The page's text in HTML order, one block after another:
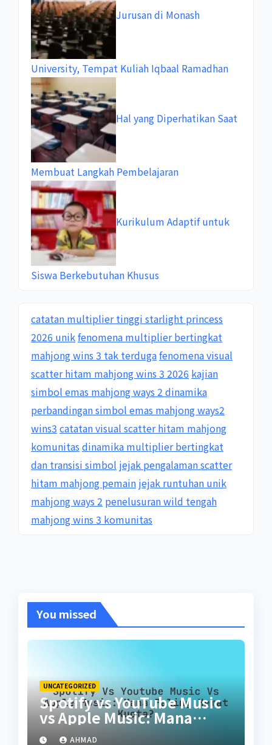
Jurusan di Monash
University, Tempat Kuliah Iqbaal Ramadhan
Hal yang Diperhatikan Saat
Membuat Langkah Pembelajaran
Kurikulum Adaptif untuk
Siswa Berkebutuhan Khusus
catatan multiplier tinggi starlight princess
2026 unikfenomena multiplier bertingkat
mahjong wins 3 tak terdugafenomena visual
scatter hitam mahjong wins 3 2026 kajian
simbol emas mahjong ways 2 dinamika
perbandingan simbol emas mahjong ways2
wins3 catatan visual scatter hitam mahjong
komunitas dinamika multiplier bertingkat
dan transisi simbol jejak pengalaman scatter
hitam mahjong pemain jejak runtuhan unik
mahjong ways 2 penelusuran wild tengah
mahjong wins 3 komunitas
You missed
UNCATEGORIZED
Spotify vs YouTube Music
vs Apple Music: Mana
Paling Hemat Kuota?
AHMAD